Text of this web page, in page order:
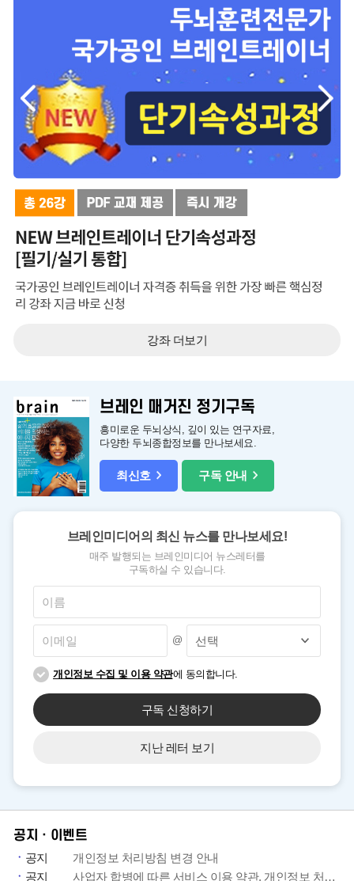
강좌 더보기
브레인 매거진 정기구독
흥미로운 두뇌상식, 깊이 있는 연구자료,
다양한 두뇌종합정보를 만나보세요.
최신호 구독 안내
브레인미디어의 최신 뉴스를 만나보세요!
매주 발행되는 브레인미디어 뉴스레터를
구독하실 수 있습니다.
@
개인정보 수집 및 이용 약관에 동의합니다.
구독 신청하기
지난 레터 보기
공지ㆍ이벤트
공지
개인정보 처리방침 변경 안내
공지
사업자 합병에 따른 서비스 이용 약관, 개인정보 처리방침 개정 안내